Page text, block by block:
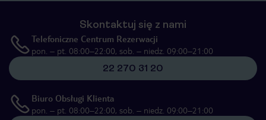
Skontaktuj się z nami
Telefoniczne Centrum Rezerwacji
pon. – pt. 08:00–22:00, sob. – niedz. 09:00–21:00
22 270 31 20
Biuro Obsługi Klienta
pon. – pt. 08:00–22:00, sob. – niedz. 09:00–21:00